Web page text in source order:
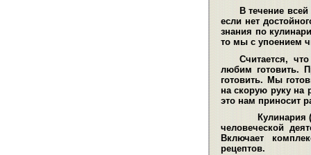
В течение
если нет
знания по
то мы с упоением
Считается,
любим готовить.
готовить. Мы
на скорую руку на
это нам приносит
Кулинария
человеческой
Включает
рецептов.